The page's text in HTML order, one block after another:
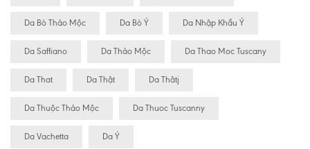
Da Bò Thảo Mộc Da Bò Ý Da Nhập Khẩu Ý
Da Saffiano Da Thảo Mộc Da Thao Moc Tuscany
Da That Da Thật Da Thâtj
Da Thuộc Thảo Mộc Da Thuoc Tuscanny
Da Vachetta Da Ý